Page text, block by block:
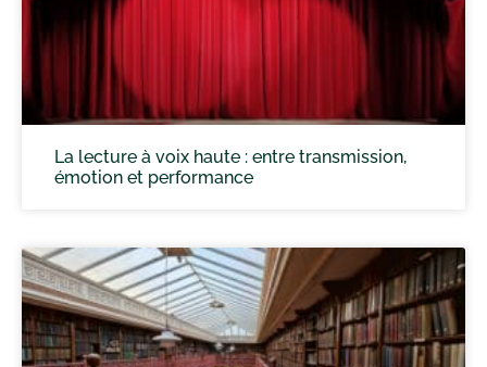
La lecture à voix haute : entre transmission,
émotion et performance